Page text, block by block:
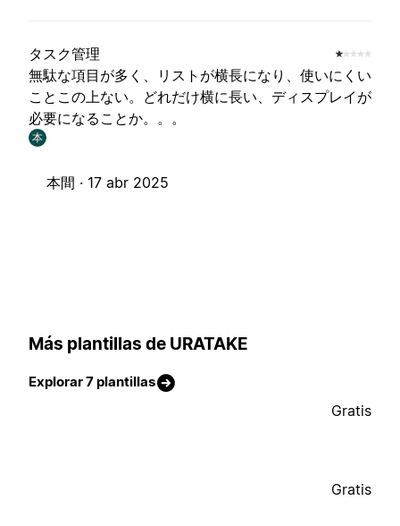
タスク管理
無駄な項目が多く、リストが横長になり、使いにくい
ことこの上ない。どれだけ横に長い、ディスプレイが
必要になることか。。。
本
本間 · 17 abr 2025
Más plantillas de URATAKE
Explorar 7 plantillas
Gratis
Gratis